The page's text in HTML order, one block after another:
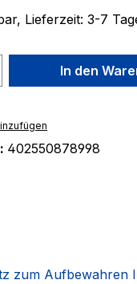
Lieferzeit: 3-7
Gib den
In den
402550878998
zum Aufbewahren